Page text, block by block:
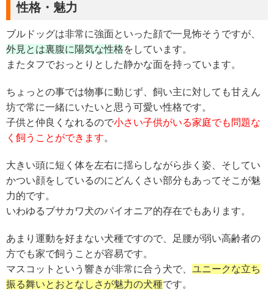
性格・魅力
ブルドッグは非常に強面といった顔で一見怖そうですが、
外見とは裏腹に陽気な性格をしています。
またタフでおっとりとした静かな面を持っています。
ちょっとの事では物事に動じず、飼い主に対しても甘えん
坊で常に一緒にいたいと思う可愛い性格です。
子供と仲良くなれるので小さい子供がいる家庭でも問題な
く飼うことができます。
大きい頭に短く体を左右に揺らしながら歩く姿、そしてい
かつい顔をしているのにどんくさい部分もあってそこが魅
力的です。
いわゆるブサカワ犬のパイオニア的存在でもあります。
あまり運動を好まない犬種ですので、足腰が弱い高齢者の
方でも家で飼うことが容易です。
マスコットという響きが非常に合う犬で、 ユニークな立ち
振る舞いとおとなしさが魅力の犬種です。